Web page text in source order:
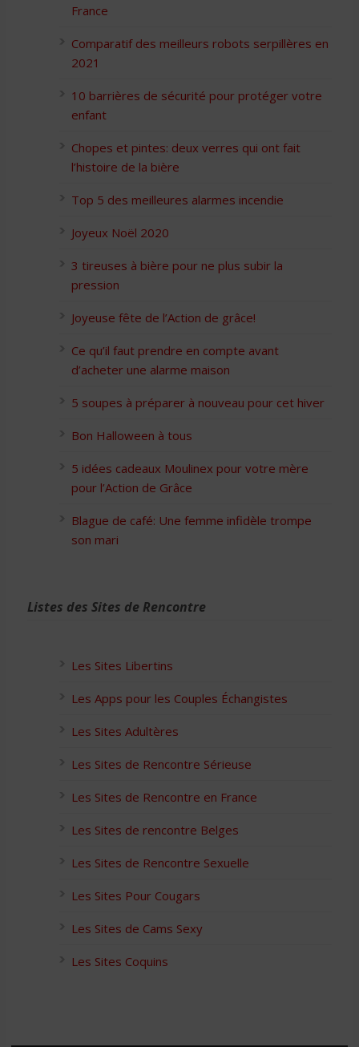
France
Comparatif des meilleurs robots serpillères en
2021
10 barrières de sécurité pour protéger votre
enfant
Chopes et pintes: deux verres qui ont fait
l’histoire de la bière
Top 5 des meilleures alarmes incendie
Joyeux Noël 2020
3 tireuses à bière pour ne plus subir la
pression
Joyeuse fête de l’Action de grâce!
Ce qu’il faut prendre en compte avant
d’acheter une alarme maison
5 soupes à préparer à nouveau pour cet hiver
Bon Halloween à tous
5 idées cadeaux Moulinex pour votre mère
pour l’Action de Grâce
Blague de café: Une femme infidèle trompe
son mari
Listes des Sites de Rencontre
Les Sites Libertins
Les Apps pour les Couples Échangistes
Les Sites Adultères
Les Sites de Rencontre Sérieuse
Les Sites de Rencontre en France
Les Sites de rencontre Belges
Les Sites de Rencontre Sexuelle
Les Sites Pour Cougars
Les Sites de Cams Sexy
Les Sites Coquins